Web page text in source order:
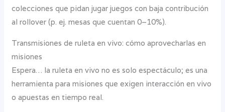
colecciones que pidan jugar juegos con baja contribución
al rollover (p. ej. mesas que cuentan 0–10%).
Transmisiones de ruleta en vivo: cómo aprovecharlas en
misiones
Espera… la ruleta en vivo no es solo espectáculo; es una
herramienta para misiones que exigen interacción en vivo
o apuestas en tiempo real.